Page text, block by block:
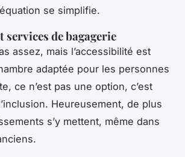
se simplifie.
services de bagagerie
assez, mais l’accessibilité est
adaptée pour les personnes
ce n’est pas une option, c’est
Heureusement, de plus
s’y mettent, même dans